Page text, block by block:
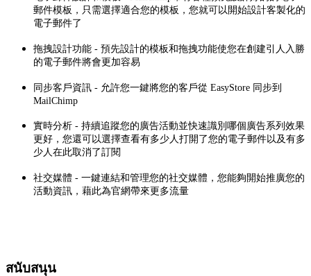
郵件模板，只需選擇適合您的模板，您就可以開始設計客製化的
電子郵件了
拖拽設計功能 - 預先設計的模板和拖拽功能使您在創建引人入勝
的電子郵件將會更加容易
同步客戶資訊 - 允許您一鍵將您的客戶從 EasyStore 同步到
MailChimp
實時分析 - 持續追蹤您的廣告活動並快速識別哪個廣告系列效果
更好，您還可以選擇查看有多少人打開了您的電子郵件以及有多
少人在此取消了訂閱
社交媒體 - 一鍵連結和管理您的社交媒體，您能夠開始推廣您的
活動資訊，藉此為官網帶來更多流量
สนับสนุน